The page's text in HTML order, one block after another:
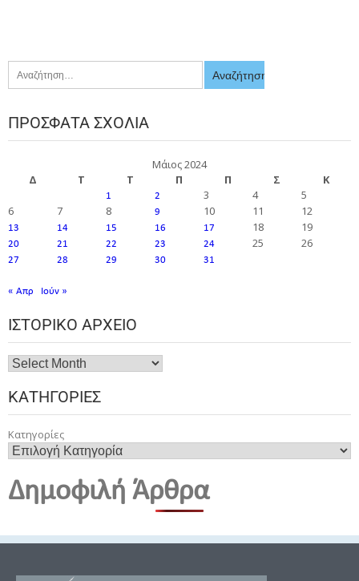
ΠΡΌΣΦΑΤΑ ΣΧΌΛΙΑ
Μάιος 2024
Δ
Τ Τ Π Π Σ Κ
1 2 3 4
5
6
7 8 9 10 11 12
13 14 15 16 17 18 19
20 21 22 23 24 25 26
27 28 29 30 31
« Απρ Ιούν »
ΙΣΤΟΡΙΚΌ ΑΡΧΕΊΟ
ΚΑΤΗΓΟΡΊΕΣ
Κατηγορίες
Δημοφιλή Άρθρα